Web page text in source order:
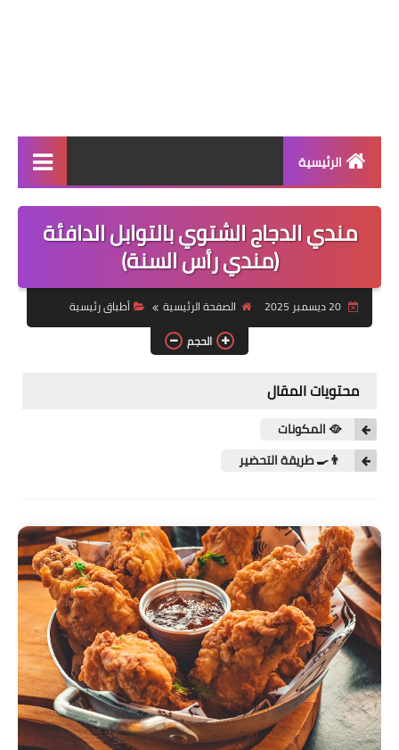
الرئيسية
الرئيسية
أطباق ووجبات
أطباق رئيسية
أطباق جانبية
مخبوزات
أطباق أطفال
أطباق بحرية
وصفات حصرية
وصفات فيديو
الجمال والريجيم
مندي الدجاج الشتوي بالتوابل الدافئة
(مندي رأس السنة)
20 ديسمبر 2025 الصفحة الرئيسية
أطباق رئيسية
الحجم
محتويات المقال
🥘 المكونات
👨‍🍳 طريقة التحضير